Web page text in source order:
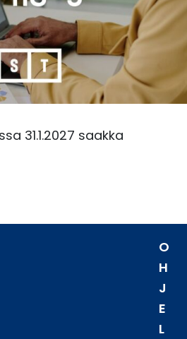
31.1.2027 saakka
O
H
J
E
L